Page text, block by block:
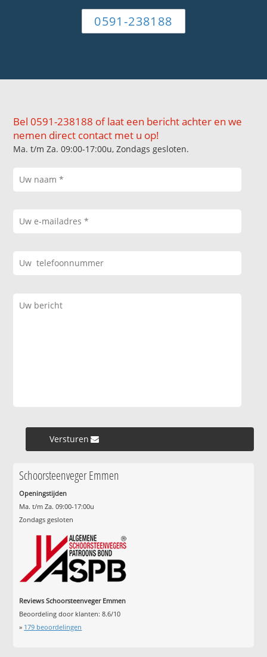
0591-238188
Bel 0591-238188 of laat een bericht achter en we
nemen direct contact met u op!
Ma. t/m Za. 09:00-17:00u, Zondags gesloten.
Versturen »
Schoorsteenveger Emmen
Openingstijden
Ma. t/m Za. 09:00-17:00u
Zondags gesloten
Reviews Schoorsteenveger Emmen
Beoordeling door klanten:8.6/10
» 179 beoordelingen